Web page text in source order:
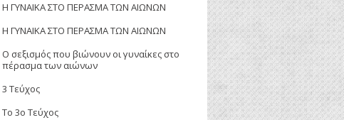
Η ΓΥΝΑΙΚΑ ΣΤΟ ΠΕΡΑΣΜΑ ΤΩΝ ΑΙΩΝΩΝ
Η ΓΥΝΑΙΚΑ ΣΤΟ ΠΕΡΑΣΜΑ ΤΩΝ ΑΙΩΝΩΝ
Ο σεξισμός που βιώνουν οι γυναίκες στο
πέρασμα των αιώνων
3 Τεύχος
Το 3ο Τεύχος